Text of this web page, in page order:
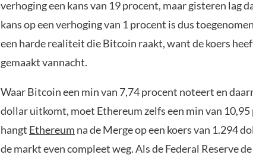
verhoging een kans van 19 procent, maar gisteren lag
kans op een verhoging van 1 procent is dus
een harde realiteit die Bitcoin raakt, want de koers
gemaakt vannacht.
Waar Bitcoin een min van 7,74 procent noteert en
dollar uitkomt, moet Ethereum zelfs een min van
hangt Ethereum na de Merge op een koers van 1.294
de markt even compleet weg. Als de Federal Reserve